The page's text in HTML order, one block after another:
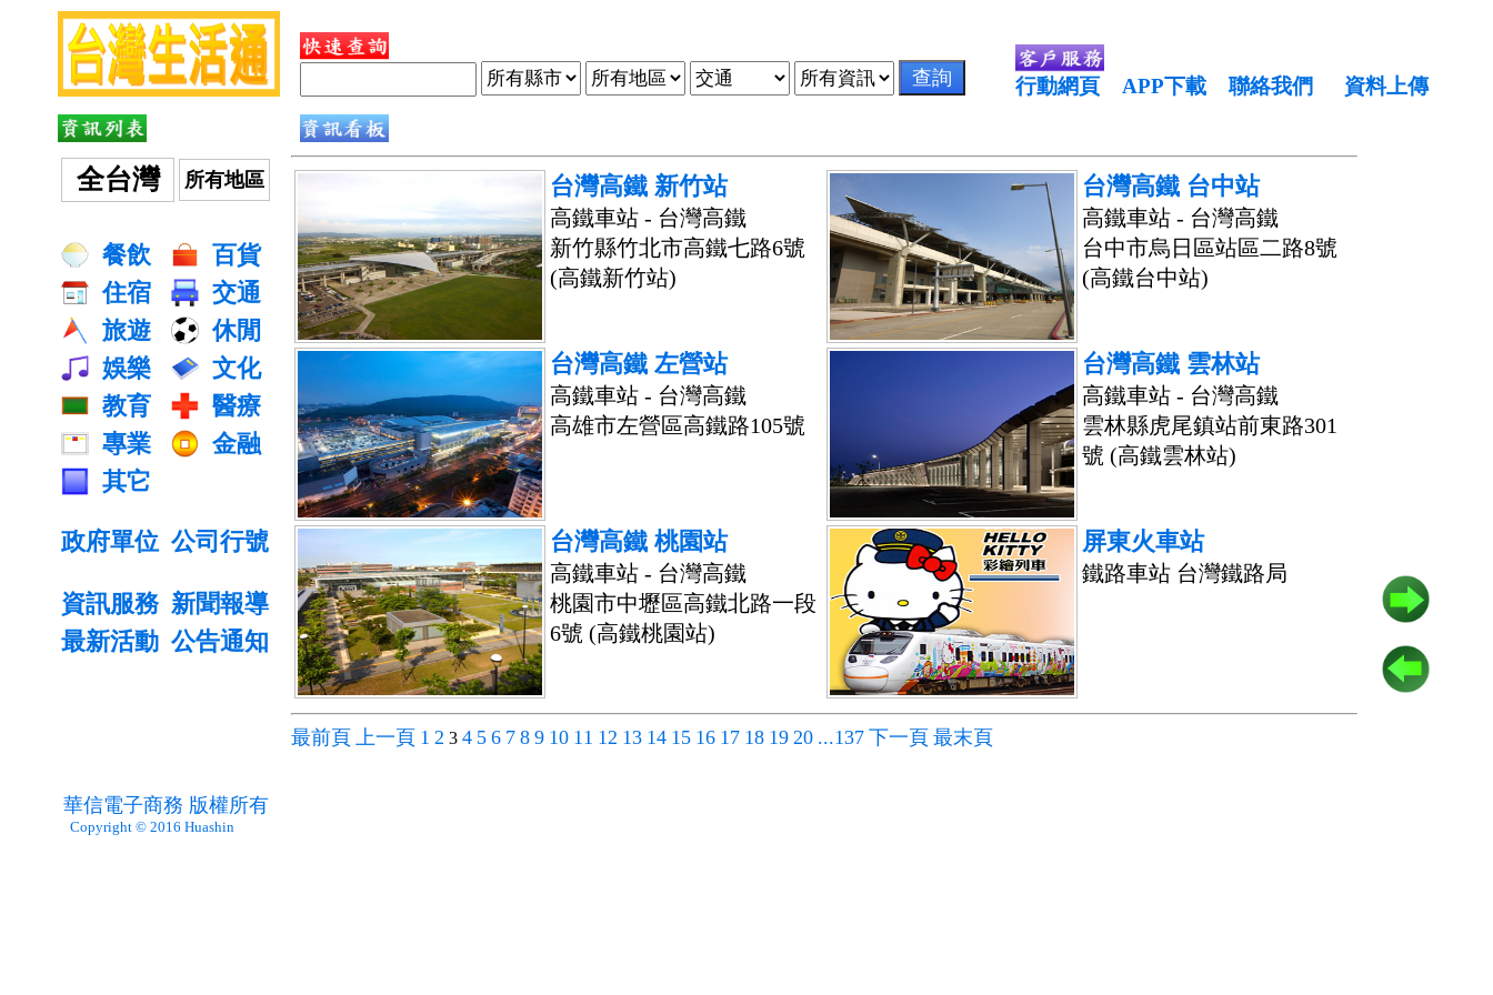
行動網頁 APP下載 聯絡我們 資料上傳
全台灣 所有地區
餐飲
百貨
住宿
交通
旅遊
休閒
娛樂
文化
教育
醫療
專業
金融
其它
政府單位 公司行號
資訊服務 新聞報導
最新活動 公告通知
台灣高鐵 新竹站
高鐵車站 - 台灣高鐵
新竹縣竹北市高鐵七路6號
(高鐵新竹站)
台灣高鐵 台中站
高鐵車站 - 台灣高鐵
台中市烏日區站區二路8號
(高鐵台中站)
台灣高鐵 左營站
高鐵車站 - 台灣高鐵
高雄市左營區高鐵路105號
台灣高鐵 雲林站
高鐵車站 - 台灣高鐵
雲林縣虎尾鎮站前東路301
號 (高鐵雲林站)
台灣高鐵 桃園站
高鐵車站 - 台灣高鐵
桃園市中壢區高鐵北路一段
6號 (高鐵桃園站)
屏東火車站
鐵路車站 台灣鐵路局
最前頁 上一頁 1 2 3 4 5 6 7 8 9 10 11 12 13 14 15 16 17 18 19 20 ...137 下一頁 最末頁
華信電子商務 版權所有
Copyright © 2016 Huashin